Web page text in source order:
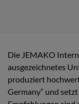
Die JEMAKO
ausgezeichnetes
produziert
Germany“ und